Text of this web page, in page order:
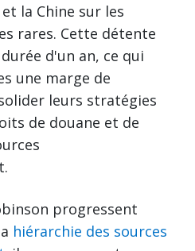
la Chine sur les
rares. Cette détente
d'un an, ce qui
une marge de
leurs stratégies
de douane et de
progressent
hiérarchie des sources